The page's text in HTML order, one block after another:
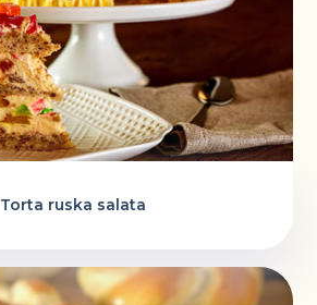
Torta ruska salata